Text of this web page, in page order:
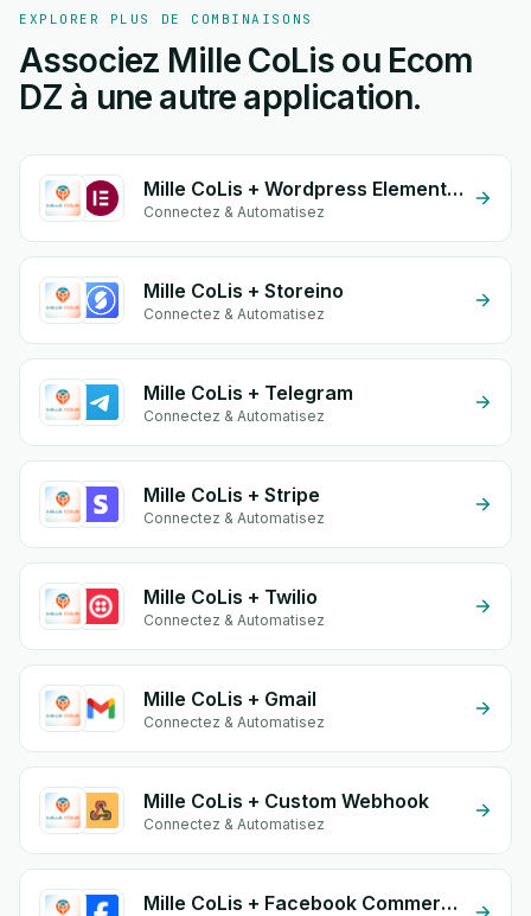
EXPLORER PLUS DE COMBINAISONS
Associez Mille CoLis ou Ecom
DZ à une autre application.
Mille CoLis + Wordpress Elementor
Connectez & Automatisez
Mille CoLis + Storeino
Connectez & Automatisez
Mille CoLis + Telegram
Connectez & Automatisez
Mille CoLis + Stripe
Connectez & Automatisez
Mille CoLis + Twilio
Connectez & Automatisez
Mille CoLis + Gmail
Connectez & Automatisez
Mille CoLis + Custom Webhook
Connectez & Automatisez
Mille CoLis + Facebook Commerce